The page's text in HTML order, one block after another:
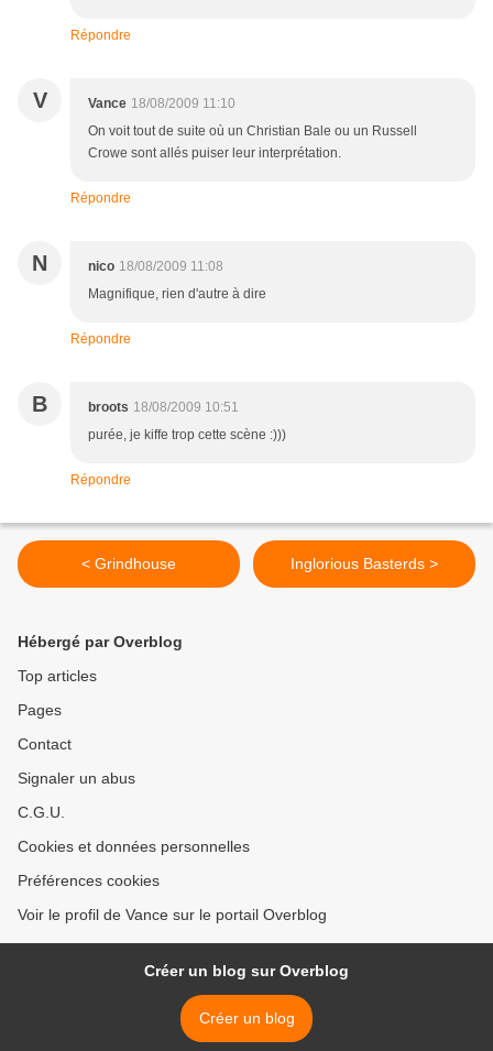
Répondre
V Vance 18/08/2009 11:10
On voit tout de suite où un Christian Bale ou un Russell
Crowe sont allés puiser leur interprétation.
Répondre
N nico 18/08/2009 11:08
Magnifique, rien d'autre à dire
Répondre
B broots 18/08/2009 10:51
purée, je kiffe trop cette scène :)))
Répondre
< Grindhouse Inglorious Basterds >
Hébergé par Overblog
Top articles
Pages
Contact
Signaler un abus
C.G.U.
Cookies et données personnelles
Préférences cookies
Voir le profil de Vance sur le portail Overblog
Créer un blog sur Overblog
Créer un blog